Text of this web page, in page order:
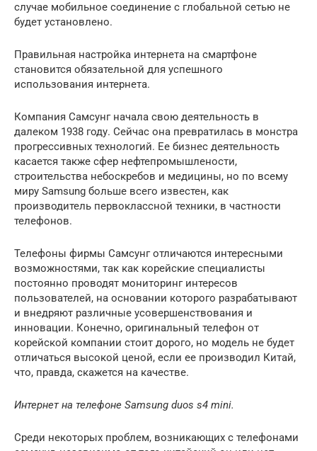
случае мобильное соединение с глобальной сетью не
будет установлено.
Правильная настройка интернета на смартфоне
становится обязательной для успешного
использования интернета.
Компания Самсунг начала свою деятельность в
далеком 1938 году. Сейчас она превратилась в монстра
прогрессивных технологий. Ее бизнес деятельность
касается также сфер нефтепромышлености,
строительства небоскребов и медицины, но по всему
миру Samsung больше всего известен, как
производитель первоклассной техники, в частности
телефонов.
Телефоны фирмы Самсунг отличаются интересными
возможностями, так как корейские специалисты
постоянно проводят мониторинг интересов
пользователей, на основании которого разрабатывают
и внедряют различные усовершенствования и
инновации. Конечно, оригинальный телефон от
корейской компании стоит дорого, но модель не будет
отличаться высокой ценой, если ее производил Китай,
что, правда, скажется на качестве.
Интернет на телефоне Samsung duos s4 mini.
Среди некоторых проблем, возникающих с телефонами